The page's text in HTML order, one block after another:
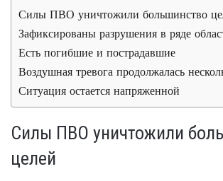
Силы ПВО уничтожили большинство
Зафиксированы разрушения в ряде
Есть погибшие и пострадавшие
Воздушная тревога продолжалась
Ситуация остается напряженной
Силы ПВО уничтожили
целей